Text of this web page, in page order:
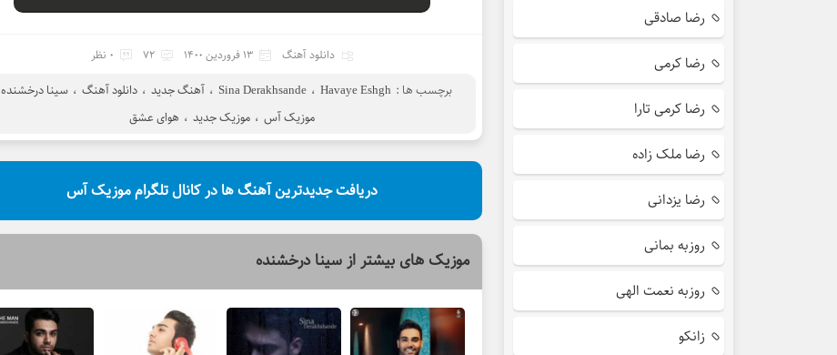
دانلود آهنگ 13 فروردین 1400 72 0 نظر
برچسب ها : Havaye Eshgh ، Sina Derakhsande ، آهنگ جدید ، دانلود آهنگ ، سینا درخشنده
موزیک آس ، موزیک جدید ، هوای عشق
دریافت جدیدترین آهنگ ها در کانال تلگرام موزیک آس
موزیک های بیشتر از سینا درخشنده
رضا صادقی
رضا کرمی
رضا کرمی تارا
رضا ملک زاده
رضا یزدانی
روزبه بمانی
روزبه نعمت الهی
زانکو